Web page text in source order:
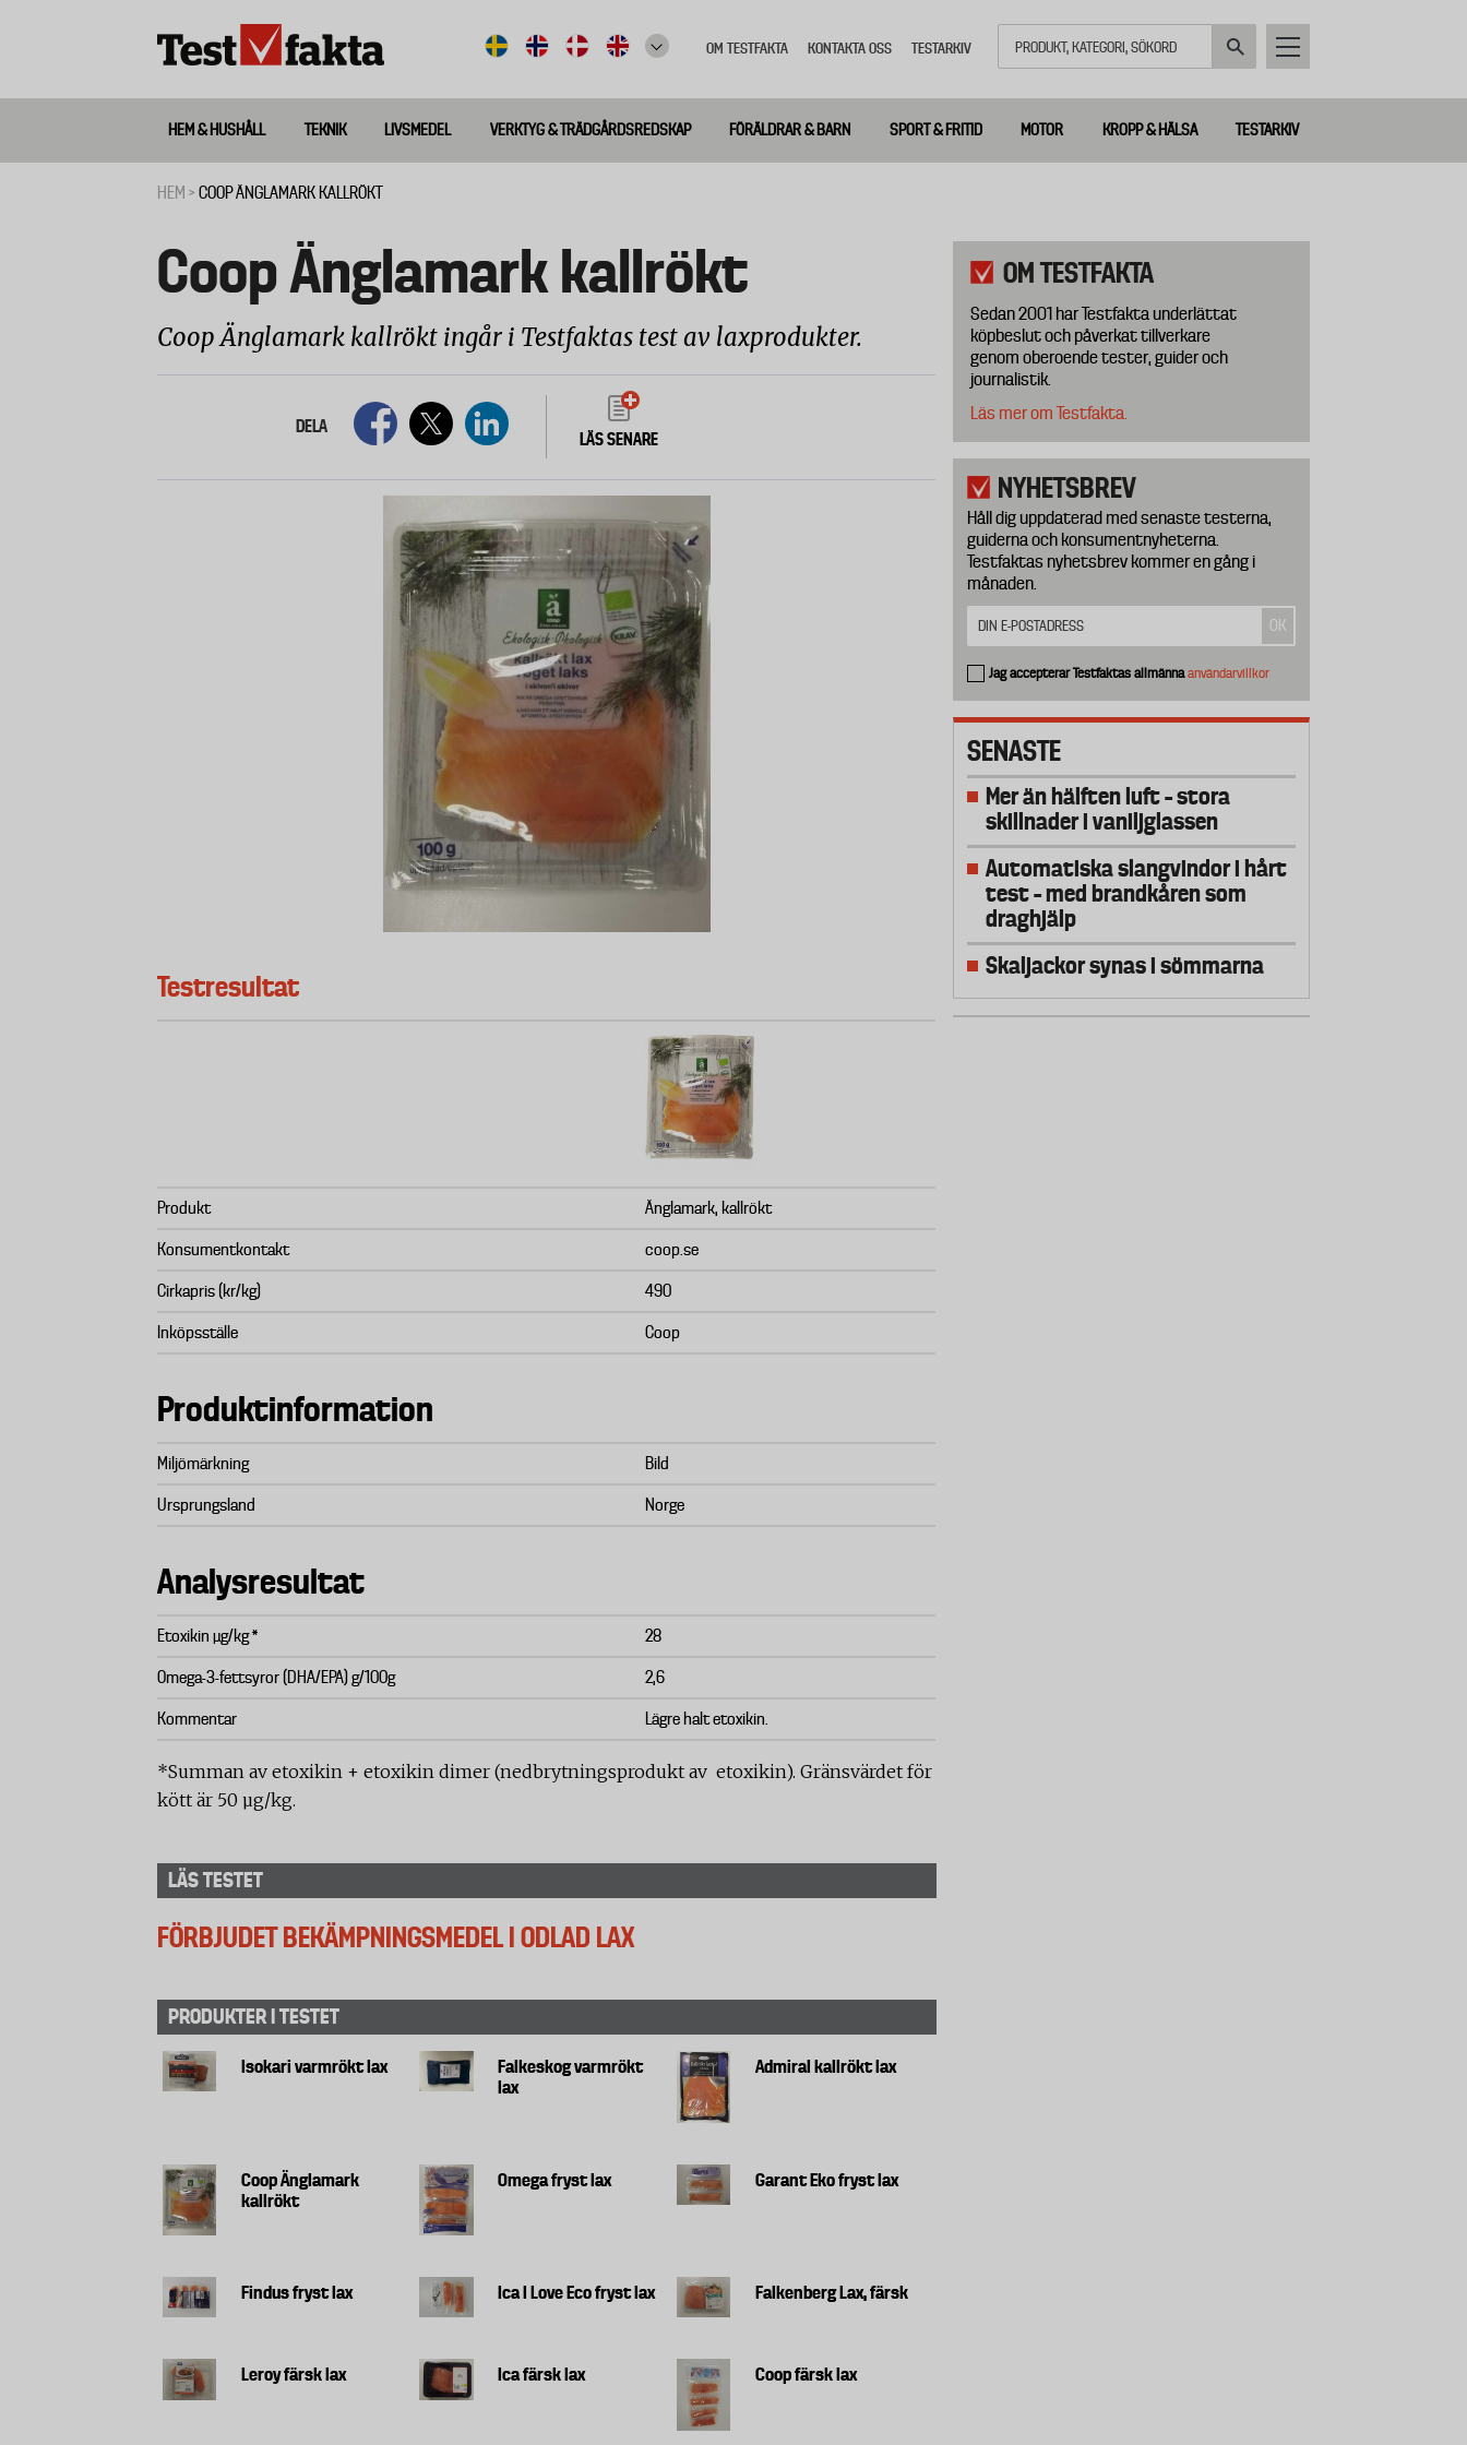
meny
OM TESTFAKTA KONTAKTA OSS TESTARKIV
Huvudmeny
ny
HEM & HUSHÅLL TEKNIK LIVSMEDEL VERKTYG & TRÄDGÅRDSREDSKAP FÖRÄLDRAR & BARN SPORT & FRITID MOTOR KROPP & HÄLSA TESTARKIV
HEM COOP ÄNGLAMARK KALLRÖKT
Coop Änglamark kallrökt
Coop Änglamark kallrökt ingår i Testfaktas test av laxprodukter.
DELA
LÄS SENARE
Testresultat
Produkt Änglamark, kallrökt
Konsumentkontakt coop.se
Cirkapris (kr/kg) 490
Inköpsställe Coop
Produktinformation
Miljömärkning Bild
Ursprungsland Norge
Analysresultat
Etoxikin µg/kg * 28
Omega-3-fettsyror (DHA/EPA) g/100g 2,6
Kommentar Lägre halt etoxikin.
*Summan av etoxikin + etoxikin dimer (nedbrytningsprodukt av etoxikin). Gränsvärdet för
kött är 50 µg/kg.
LÄS TESTET
FÖRBJUDET BEKÄMPNINGSMEDEL I ODLAD LAX
PRODUKTER I TESTET
Isokari varmrökt lax
Falkeskog varmrökt
lax
Admiral kallrökt lax
Coop Änglamark
kallrökt
Omega fryst lax Garant Eko fryst lax
Findus fryst lax Ica I Love Eco fryst lax Falkenberg Lax, färsk
Leroy färsk lax Ica färsk lax Coop färsk lax
OM TESTFAKTA
Sedan 2001 har Testfakta underlättat
köpbeslut och påverkat tillverkare
genom oberoende tester, guider och
journalistik.
Läs mer om Testfakta.
NYHETSBREV
Håll dig uppdaterad med senaste testerna,
guiderna och konsumentnyheterna.
Testfaktas nyhetsbrev kommer en gång i
månaden.
Jag accepterar Testfaktas allmännaanvändarvillkor
SENASTE
Mer än hälften luft – stora
skillnader i vaniljglassen
Automatiska slangvindor i hårt
test – med brandkåren som
draghjälp
Skaljackor synas i sömmarna